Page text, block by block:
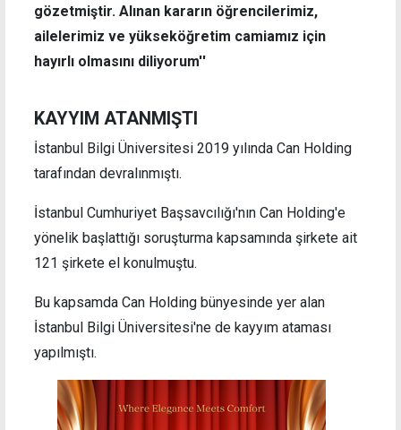
gözetmiştir. Alınan kararın öğrencilerimiz,
ailelerimiz ve yükseköğretim camiamız için
hayırlı olmasını diliyorum''
KAYYIM ATANMIŞTI
İstanbul Bilgi Üniversitesi 2019 yılında Can Holding
tarafından devralınmıştı.
İstanbul Cumhuriyet Başsavcılığı'nın Can Holding'e
yönelik başlattığı soruşturma kapsamında şirkete ait
121 şirkete el konulmuştu.
Bu kapsamda Can Holding bünyesinde yer alan
İstanbul Bilgi Üniversitesi'ne de kayyım ataması
yapılmıştı.